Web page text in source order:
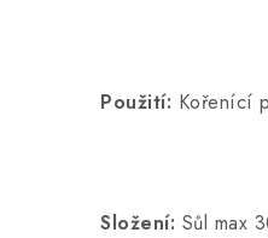
Použití: Kořenící
Složení: Sůl max